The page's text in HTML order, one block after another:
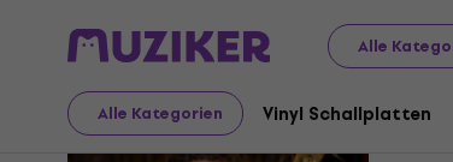
Alle
Alle Kategorien Vinyl Schallplatten